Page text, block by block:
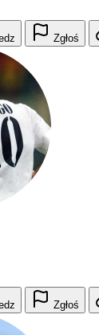
Zgłoś
Zgłoś